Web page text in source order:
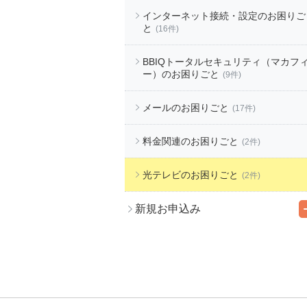
インターネット接続・設定のお困りご
と (16件)
BBIQトータルセキュリティ（マカフ
ー）のお困りごと (9件)
メールのお困りごと (17件)
料金関連のお困りごと (2件)
光テレビのお困りごと (2件)
新規お申込み